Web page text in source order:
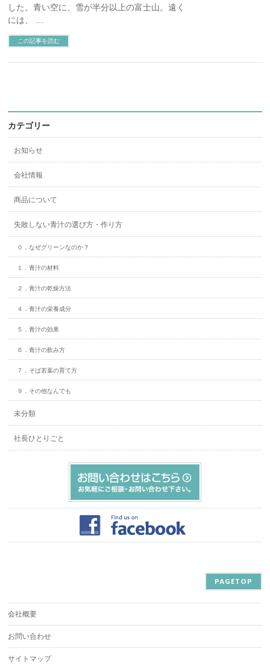
した。青い空に、雪が半分以上の富士山。遠く
には、 …
この記事を読む
カテゴリー
お知らせ
会社情報
商品について
失敗しない青汁の選び方・作り方
０．なぜグリーンなのか？
１．青汁の材料
２．青汁の乾燥方法
４．青汁の栄養成分
５．青汁の効果
６．青汁の飲み方
７．そば若葉の育て方
９．その他なんでも
未分類
社長ひとりごと
PAGETOP
会社概要
お問い合わせ
サイトマップ